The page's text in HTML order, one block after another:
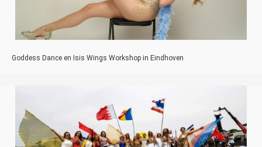
Goddess Dance en Isis Wings Workshop in Eindhoven